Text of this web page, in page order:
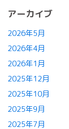
アーカイブ
2026年5月
2026年4月
2026年1月
2025年12月
2025年10月
2025年9月
2025年7月